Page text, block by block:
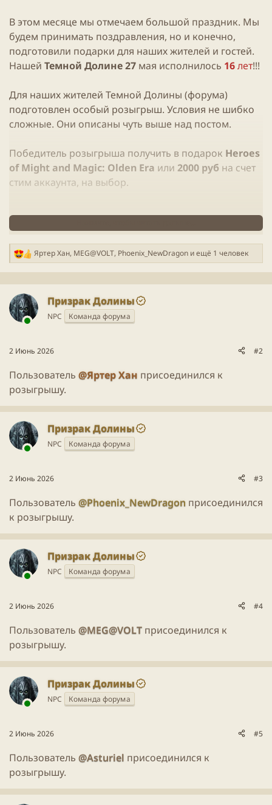
В этом месяце мы отмечаем большой праздник. Мы
будем принимать поздравления, но и конечно,
подготовили подарки для наших жителей и гостей.
Нашей Темной Долине27 мая исполнилось 16лет!!!
Для наших жителей Темной Долины (форума)
подготовлен особый розыгрыш. Условия не шибко
сложные. Они описаны чуть выше над постом.
Победитель розыгрыша получить в подарок Heroes
of Might and Magic: Olden Era или 2000 руб на счет
стим аккаунта, на выбор.
Ваш регион должен быть РФ
Более подробную информацию можно найти на нашей
Принимать сторонние файлы Cookie
Р
ц
и
и
Яртер Хан, MEG@VOLT, Phoenix_NewDragon и ещё 1 человек
Призрак Долины
NPC Команда форума
2 Июнь 2026 #2
Пользователь @Яртер Хан присоединился к
розыгрышу.
Призрак Долины
NPC Команда форума
2 Июнь 2026 #3
Пользователь @Phoenix_NewDragon присоединился
к розыгрышу.
Призрак Долины
NPC Команда форума
2 Июнь 2026 #4
Пользователь @MEG@VOLT присоединился к
розыгрышу.
Призрак Долины
NPC Команда форума
2 Июнь 2026 #5
Пользователь @Asturiel присоединился к
розыгрышу.